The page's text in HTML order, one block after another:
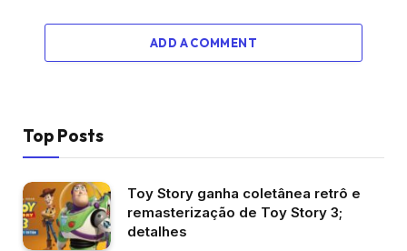
ADD A COMMENT
Top Posts
Toy Story ganha coletânea retrô e
remasterização de Toy Story 3;
detalhes